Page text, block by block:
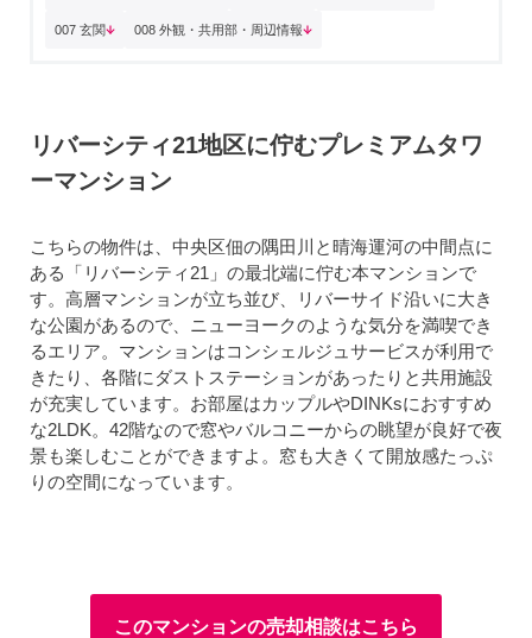
007 玄関 008 外観・共用部・周辺情報
リバーシティ21地区に佇むプレミアムタワ
ーマンション
こちらの物件は、中央区佃の隅田川と晴海運河の中間点に
ある「リバーシティ21」の最北端に佇む本マンションで
す。高層マンションが立ち並び、リバーサイド沿いに大き
な公園があるので、ニューヨークのような気分を満喫でき
るエリア。マンションはコンシェルジュサービスが利用で
きたり、各階にダストステーションがあったりと共用施設
が充実しています。お部屋はカップルやDINKsにおすすめ
な2LDK。42階なので窓やバルコニーからの眺望が良好で夜
景も楽しむことができますよ。窓も大きくて開放感たっぷ
りの空間になっています。
このマンションの売却相談はこちら